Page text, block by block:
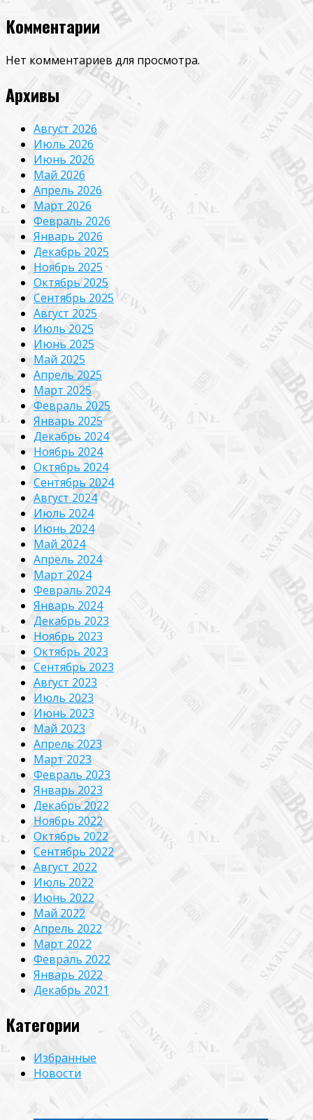
Комментарии
Нет комментариев для просмотра.
Архивы
Август 2026
Июль 2026
Июнь 2026
Май 2026
Апрель 2026
Март 2026
Февраль 2026
Январь 2026
Декабрь 2025
Ноябрь 2025
Октябрь 2025
Сентябрь 2025
Август 2025
Июль 2025
Июнь 2025
Май 2025
Апрель 2025
Март 2025
Февраль 2025
Январь 2025
Декабрь 2024
Ноябрь 2024
Октябрь 2024
Сентябрь 2024
Август 2024
Июль 2024
Июнь 2024
Май 2024
Апрель 2024
Март 2024
Февраль 2024
Январь 2024
Декабрь 2023
Ноябрь 2023
Октябрь 2023
Сентябрь 2023
Август 2023
Июль 2023
Июнь 2023
Май 2023
Апрель 2023
Март 2023
Февраль 2023
Январь 2023
Декабрь 2022
Ноябрь 2022
Октябрь 2022
Сентябрь 2022
Август 2022
Июль 2022
Июнь 2022
Май 2022
Апрель 2022
Март 2022
Февраль 2022
Январь 2022
Декабрь 2021
Категории
Избранные
Новости